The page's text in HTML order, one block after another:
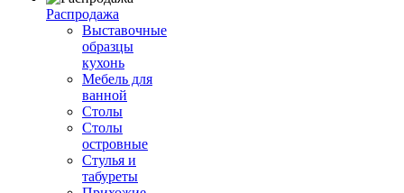
Распродажа
Выставочные
образцы
кухонь
Мебель для
ванной
Столы
Столы
островные
Стулья и
табуреты